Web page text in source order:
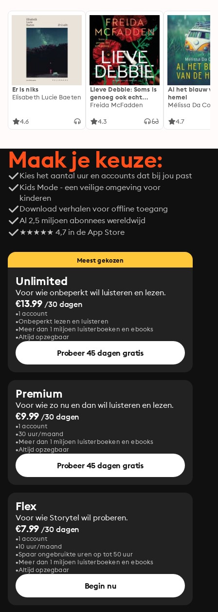
Er is niks
Elisabeth Lucie Baeten
4.6
Lieve Debbie: Soms is
genoeg ook echt
genoeg...
Freida McFadden
4.3
Al het blauw
hemel
Mélissa Da
4.7
Maak je keuze:
Kies het aantal uur en accounts dat bij jou past
Kids Mode - een veilige omgeving voor
kinderen
Download verhalen voor offline toegang
Al 2,5 miljoen abonnees wereldwijd
★★★★★ 4,7 in de App Store
Meest gekozen
Unlimited
Voor wie onbeperkt wil luisteren en lezen.
€13.99 /30 dagen
1 account
Onbeperkt lezen en luisteren
Meer dan 1 miljoen luisterboeken en ebooks
Altijd opzegbaar
Probeer 45 dagen gratis
Premium
Voor wie zo nu en dan wil luisteren en lezen.
€9.99 /30 dagen
1 account
30 uur/maand
Meer dan 1 miljoen luisterboeken en ebooks
Altijd opzegbaar
Probeer 45 dagen gratis
Flex
Voor wie Storytel wil proberen.
€7.99 /30 dagen
1 account
10 uur/maand
Spaar ongebruikte uren op tot 50 uur
Meer dan 1 miljoen luisterboeken en ebooks
Altijd opzegbaar
Begin nu